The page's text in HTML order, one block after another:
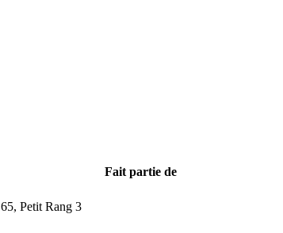
Fait partie de
65, Petit Rang 3